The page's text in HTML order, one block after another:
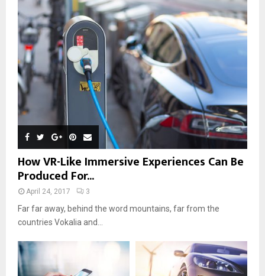
How VR-Like Immersive Experiences Can Be
Produced For...
April 24, 2017 3
Far far away, behind the word mountains, far from the
countries Vokalia and...